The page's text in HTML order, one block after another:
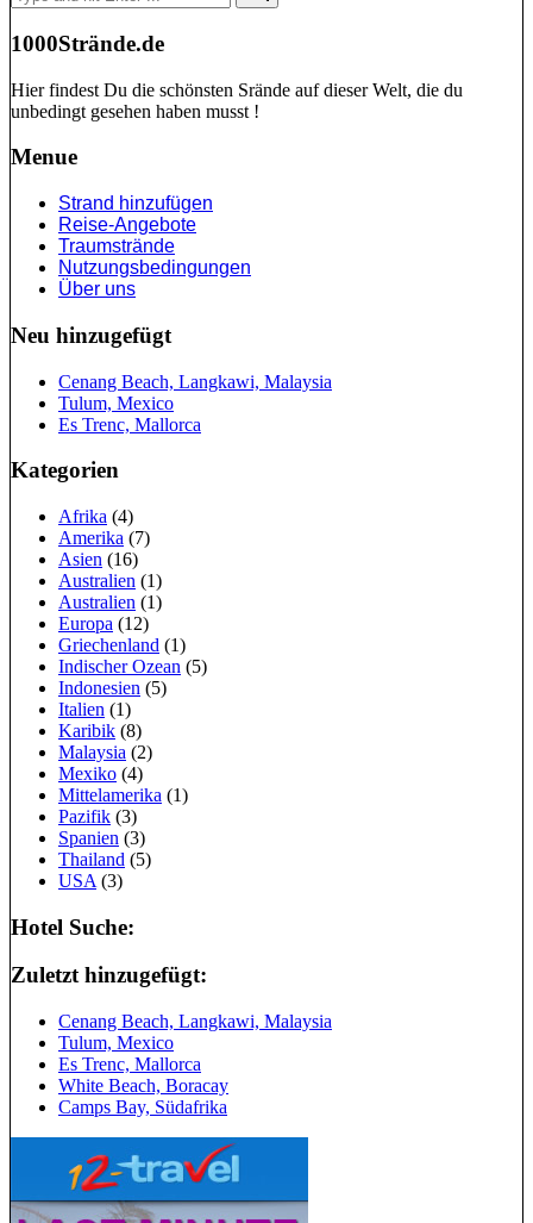
for:
1000Strände.de
Hier findest Du die schönsten Srände auf dieser Welt, die du
unbedingt gesehen haben musst !
Menue
Strand hinzufügen
Reise-Angebote
Traumstrände
Nutzungsbedingungen
Über uns
Neu hinzugefügt
Cenang Beach, Langkawi, Malaysia
Tulum, Mexico
Es Trenc, Mallorca
Kategorien
Afrika (4)
Amerika (7)
Asien (16)
Australien (1)
Australien (1)
Europa (12)
Griechenland (1)
Indischer Ozean (5)
Indonesien (5)
Italien (1)
Karibik (8)
Malaysia (2)
Mexiko (4)
Mittelamerika (1)
Pazifik (3)
Spanien (3)
Thailand (5)
USA (3)
Hotel Suche:
Zuletzt hinzugefügt:
Cenang Beach, Langkawi, Malaysia
Tulum, Mexico
Es Trenc, Mallorca
White Beach, Boracay
Camps Bay, Südafrika